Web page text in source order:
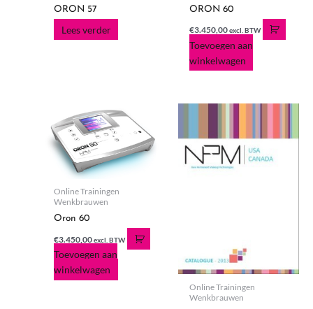
ORON 57
Lees verder
ORON 60
€3.450,00excl. BTW
Toevoegen aan
winkelwagen
Online Trainingen
Wenkbrauwen
Oron 60
€3.450,00 excl. BTW
Toevoegen aan
winkelwagen
Online Trainingen
Wenkbrauwen